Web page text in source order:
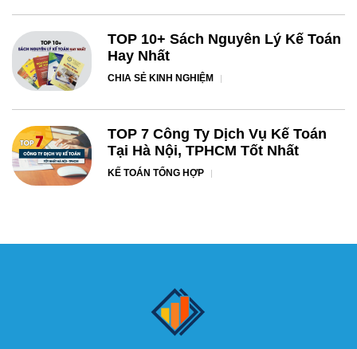
TOP 10+ Sách Nguyên Lý Kế Toán
Hay Nhất
CHIA SẺ KINH NGHIỆM
TOP 7 Công Ty Dịch Vụ Kế Toán
Tại Hà Nội, TPHCM Tốt Nhất
KẾ TOÁN TỔNG HỢP